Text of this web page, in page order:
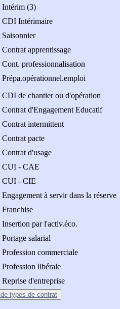
Intérim (3)
CDI Intérimaire
Saisonnier
Contrat apprentissage
Cont. professionnalisation
Prépa.opérationnel.emploi
CDI de chantier ou d'opération
Contrat d'Engagement Educatif
Contrat intermittent
Contrat pacte
Contrat d'usage
CUI - CAE
CUI - CIE
Engagement à servir dans la réserve
Franchise
Insertion par l'activ.éco.
Portage salarial
Profession commerciale
Profession libérale
Reprise d'entreprise
de types de contrat